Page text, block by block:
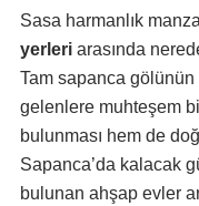
Sasa harmanlık
yerleri arasında
Tam sapanca gölünün
gelenlere muhteşem
bulunması hem de
Sapanca’da kalacak
bulunan ahşap evler